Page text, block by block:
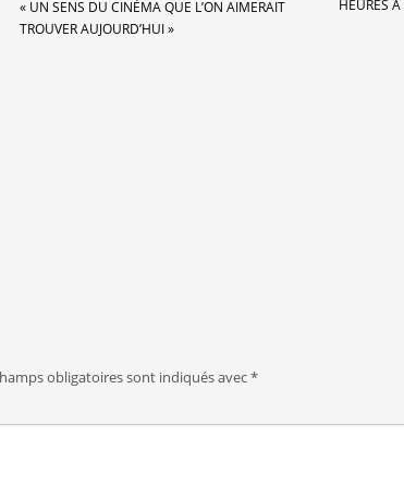
« UN SENS DU CINÉMA QUE L’ON AIMERAIT
TROUVER AUJOURD’HUI »
HEURES À
obligatoires sont indiqués avec*